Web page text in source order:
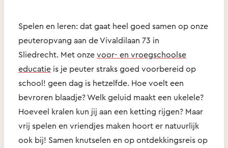
Spelen en leren: dat gaat heel goed samen op onze
peuteropvang aan de Vivaldilaan 73 in
Sliedrecht. Met onze voor- en vroegschoolse
educatie is je peuter straks goed voorbereid op
school! geen dag is hetzelfde. Hoe voelt een
bevroren blaadje? Welk geluid maakt een ukelele?
Hoeveel kralen kun jij aan een ketting rijgen? Maar
vrij spelen en vriendjes maken hoort er natuurlijk
ook bij! Samen knutselen en op ontdekkingsreis op